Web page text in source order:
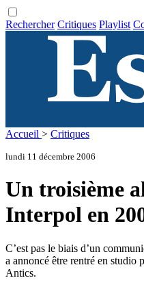
Rechercher Critiques Playlist
Accueil > Critiques
lundi 11 décembre 2006
Un troisième
Interpol en
C’est pas le biais d’un
a annoncé être rentré en studio
Antics.